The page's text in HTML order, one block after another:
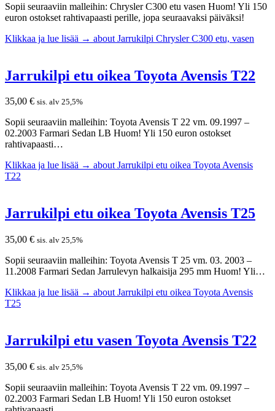
Sopii seuraaviin malleihin: Chrysler C300 etu vasen Huom! Yli 150
euron ostokset rahtivapaasti perille, jopa seuraavaksi päiväksi!
Klikkaa ja lue lisää → about Jarrukilpi Chrysler C300 etu, vasen
Jarrukilpi etu oikea Toyota Avensis T22
35,00 € sis. alv 25,5%
Sopii seuraaviin malleihin: Toyota Avensis T 22 vm. 09.1997 –
02.2003 Farmari Sedan LB Huom! Yli 150 euron ostokset
rahtivapaasti…
Klikkaa ja lue lisää → about Jarrukilpi etu oikea Toyota Avensis
T22
Jarrukilpi etu oikea Toyota Avensis T25
35,00 € sis. alv 25,5%
Sopii seuraaviin malleihin: Toyota Avensis T 25 vm. 03. 2003 –
11.2008 Farmari Sedan Jarrulevyn halkaisija 295 mm Huom! Yli…
Klikkaa ja lue lisää → about Jarrukilpi etu oikea Toyota Avensis
T25
Jarrukilpi etu vasen Toyota Avensis T22
35,00 € sis. alv 25,5%
Sopii seuraaviin malleihin: Toyota Avensis T 22 vm. 09.1997 –
02.2003 Farmari Sedan LB Huom! Yli 150 euron ostokset